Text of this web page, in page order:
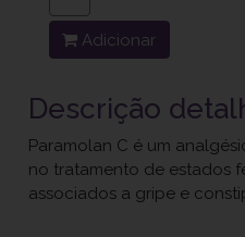
Adicionar
Descrição
Paramolan C é um
no tratamento de estados
associados a gripe e